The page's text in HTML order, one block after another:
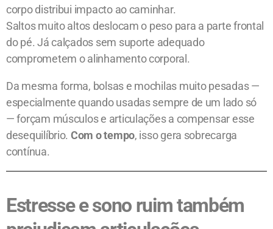
corpo distribui impacto ao caminhar.
Saltos muito altos deslocam o peso para a parte frontal
do pé. Já calçados sem suporte adequado
comprometem o alinhamento corporal.
Da mesma forma, bolsas e mochilas muito pesadas —
especialmente quando usadas sempre de um lado só
— forçam músculos e articulações a compensar esse
desequilíbrio. Com o tempo, isso gera sobrecarga
contínua.
Estresse e sono ruim também